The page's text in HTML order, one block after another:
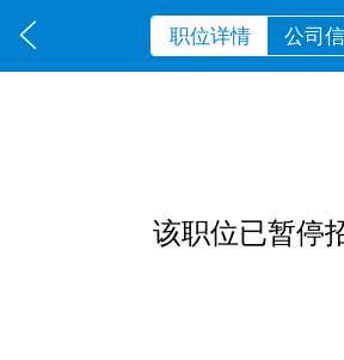
职位详情 公司
该职位已暂停